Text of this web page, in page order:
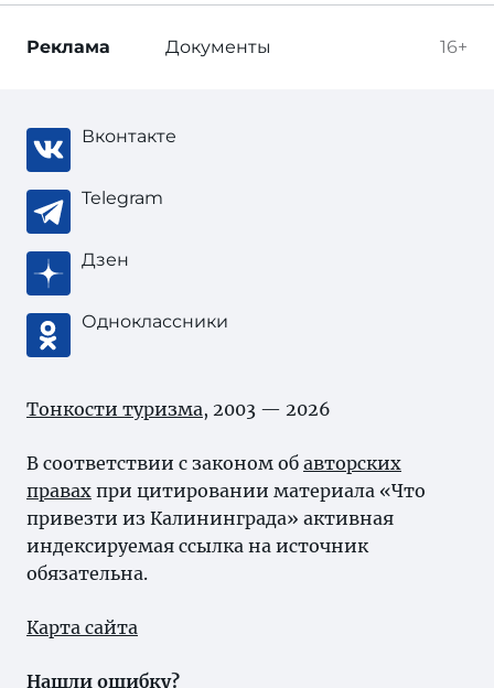
16+
Реклама Документы
Вконтакте
Telegram
Дзен
Одноклассники
Тонкости туризма, 2003 — 2026
В соответствии с законом об авторских
правах при цитировании материала «Что
привезти из Калининграда» активная
индексируемая ссылка на источник
обязательна.
Карта сайта
Нашли ошибку?